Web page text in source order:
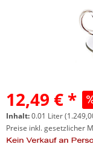
12,49 € *
Inhalt:0.01 Liter
Preise inkl. gesetzlicher